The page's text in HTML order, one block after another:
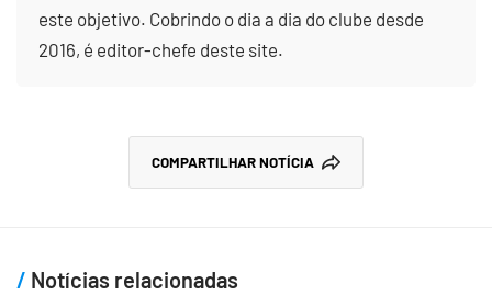
este objetivo. Cobrindo o dia a dia do clube desde
2016, é editor-chefe deste site.
COMPARTILHAR NOTÍCIA
Notícias relacionadas